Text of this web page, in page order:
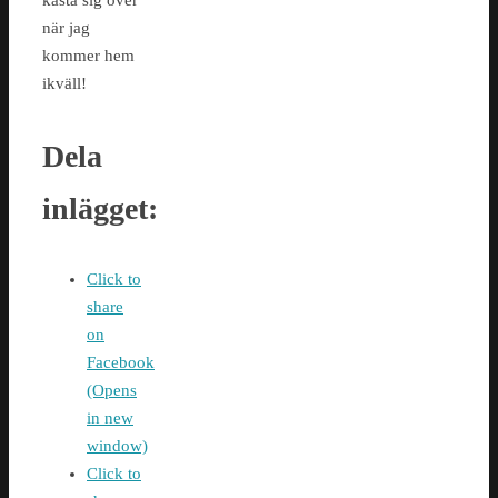
när jag
kommer hem
ikväll!
Dela
inlägget:
Click to
share
on
Facebook
(Opens
in new
window)
Click to